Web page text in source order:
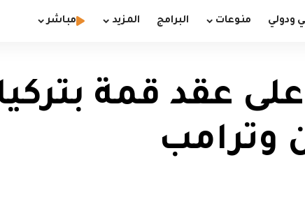
ودولي منوعات البرامج المزيد مباشر
عقد قمة
وترامب